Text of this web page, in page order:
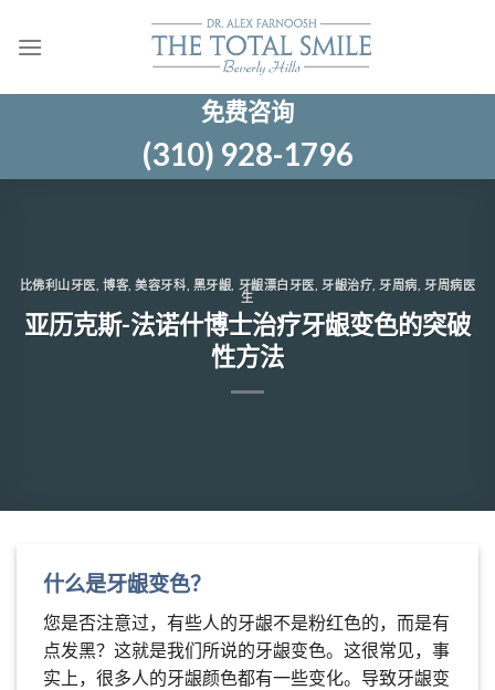
容
免费咨询
(310) 928-1796
比佛利山牙医 ,博客,美容牙科 黑牙龈 牙龈漂白牙医 牙龈治疗, 牙周病 牙周病医
生
亚历克斯-法诺什博士治疗牙龈变色的突破
性方法
什么是牙龈变色？
您是否注意过，有些人的牙龈不是粉红色的，而是有
点发黑？这就是我们所说的牙龈变色。这很常见，事
实上，很多人的牙龈颜色都有一些变化。导致牙龈变